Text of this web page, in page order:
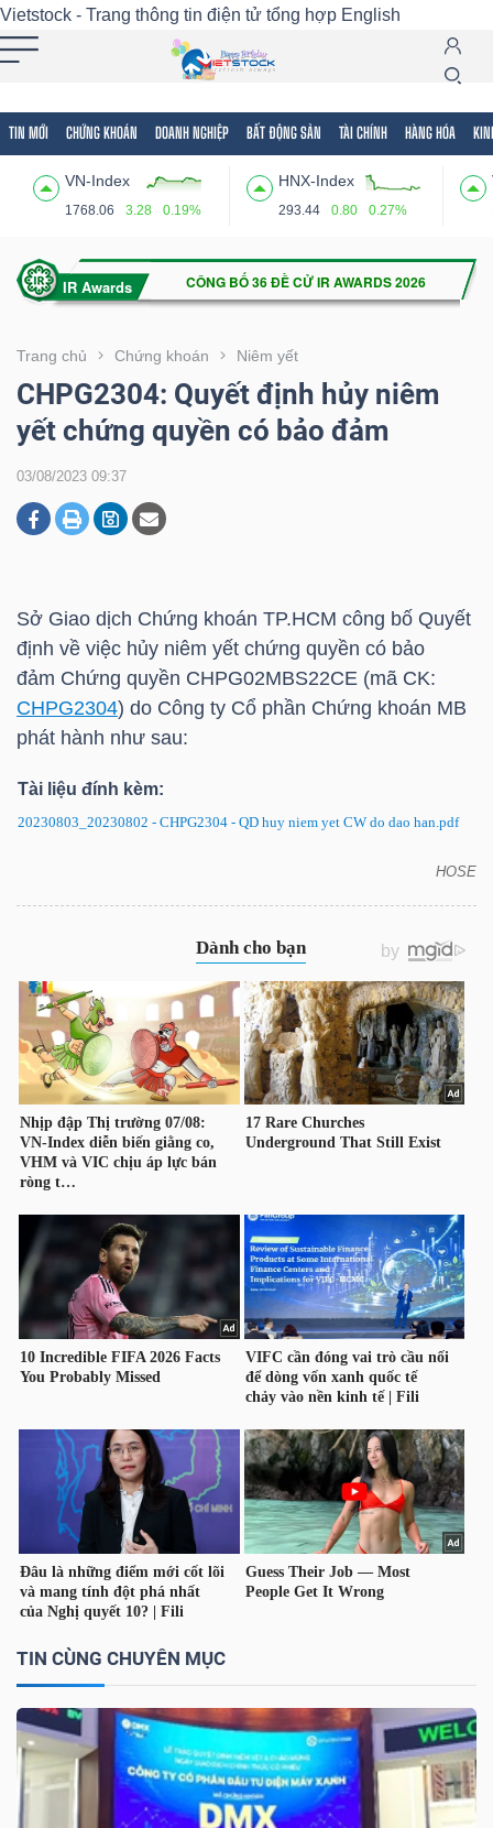
Vietstock - Trang thông tin điện tử tổng hợp English
TIN MỚI CHỨNG KHOÁN DOANH NGHIỆP BẤT ĐỘNG SẢN TÀI CHÍNH HÀNG HÓA
VN-Index
1768.06 3.28 0.19%
HNX-Index
293.44 0.80 0.27%
Trang chủ Chứng khoán Niêm yết
CHPG2304: Quyết định hủy niêm
yết chứng quyền có bảo đảm
03/08/2023 09:37
Sở Giao dịch Chứng khoán TP.HCM công bố Quyết
định về việc hủy niêm yết chứng quyền có bảo
đảm Chứng quyền CHPG02MBS22CE (mã CK:
CHPG2304) do Công ty Cổ phần Chứng khoán MB
phát hành như sau:
Tài liệu đính kèm:
20230803_20230802 - CHPG2304 - QD huy niem yet CW do dao han.pdf
HOSE
TIN CÙNG CHUYÊN MỤC
Tất cả Tính năng Ngành Mã chứng khoán
Tính
(-)
VIETSTOCK
CHỨNG
BẤT
ĐỘNG
HÀNG
HÓA
KINH
TẾ
GIỚI
DƯƠNG
TÀI
CHÍNH
CÁ
NHÂN
PHÂN
TÍCH
VIETSTOCKFINANCE